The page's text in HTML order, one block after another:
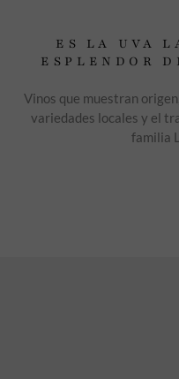
ES LA UVA
ESPLENDOR
Vinos que muestran
variedades locales y el
familia